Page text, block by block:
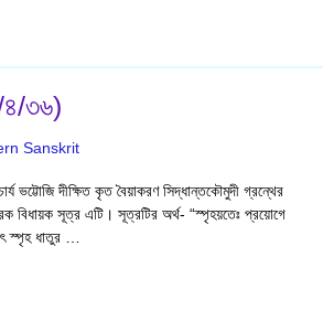
৪/৩৬)
Sanskrit
ভট্টোজি দীক্ষিত কৃত বৈয়াকরণ সিদ্ধান্তকৌমুদী গ্রন্থের
বিধায়ক সূত্র এটি। সূত্রটির অর্থ- “স্পৃহয়তেঃ প্রয়োগে
স্পৃহ ধাতুর …